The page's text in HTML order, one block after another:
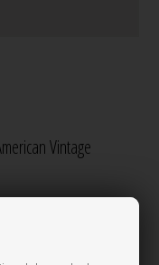
Vintage